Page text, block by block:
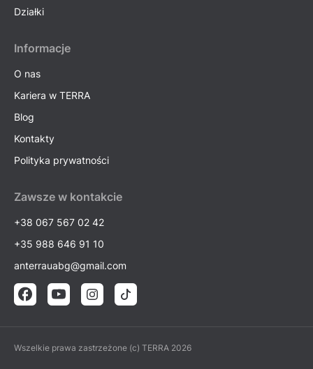
Działki
Informacje
O nas
Kariera w TERRA
Blog
Kontakty
Polityka prywatności
Zawsze w kontakcie
+38 067 567 02 42
+35 988 646 91 10
anterrauabg@gmail.com
Wszelkie prawa zastrzeżone (c) TERRA 2026